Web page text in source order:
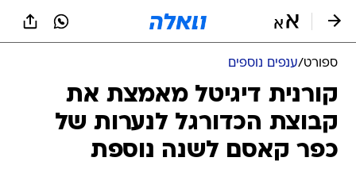
ספורט/ענפים נוספים
קורנית דיגיטל מאמצת את
קבוצת הכדורגל לנערות של
כפר קאסם לשנה נוספת